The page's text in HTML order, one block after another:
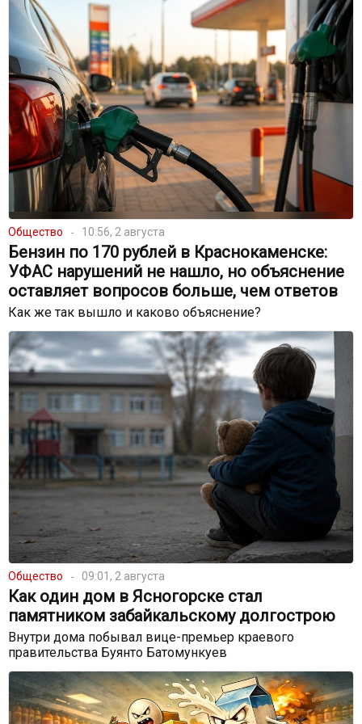
Общество 10:56, 2 августа
Бензин по 170 рублей в Краснокаменске:
УФАС нарушений не нашло, но объяснение
оставляет вопросов больше, чем ответов
Как же так вышло и каково объяснение?
Общество 09:01, 2 августа
Как один дом в Ясногорске стал
памятником забайкальскому долгострою
Внутри дома побывал вице-премьер краевого
правительства Буянто Батомункуев